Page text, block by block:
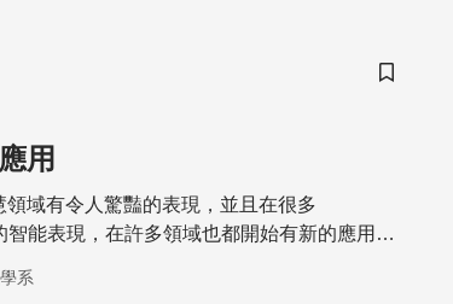
儲存書籤
用
域有令人驚豔的表現，並且在很多
能表現，在許多領域也都開始有新的應用，
系